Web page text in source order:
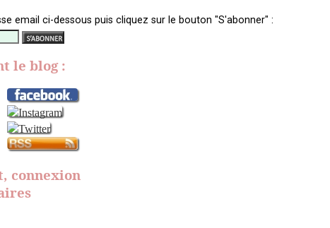
email ci-dessous puis cliquez sur le bouton "S'abonner" :
le blog :
connexion